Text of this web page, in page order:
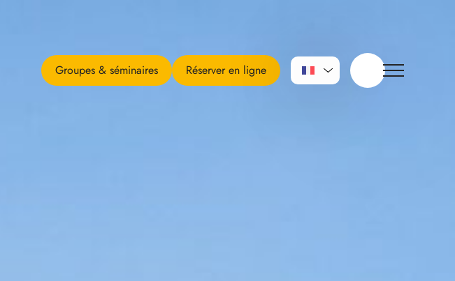
Groupes & séminaires Réserver en ligne